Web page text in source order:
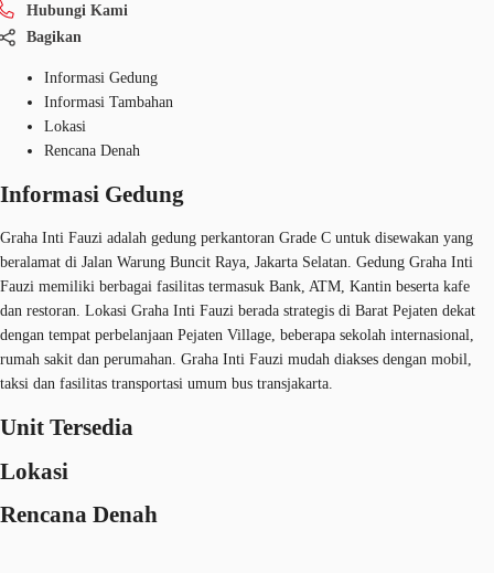
Hubungi Kami
Bagikan
Informasi Gedung
Informasi Tambahan
Lokasi
Rencana Denah
Informasi Gedung
Graha Inti Fauzi adalah gedung perkantoran Grade C untuk disewakan yang
beralamat di Jalan Warung Buncit Raya, Jakarta Selatan. Gedung Graha Inti
Fauzi memiliki berbagai fasilitas termasuk Bank, ATM, Kantin beserta kafe
dan restoran. Lokasi Graha Inti Fauzi berada strategis di Barat Pejaten dekat
dengan tempat perbelanjaan Pejaten Village, beberapa sekolah internasional,
rumah sakit dan perumahan. Graha Inti Fauzi mudah diakses dengan mobil,
taksi dan fasilitas transportasi umum bus transjakarta.
Unit Tersedia
Lokasi
Rencana Denah